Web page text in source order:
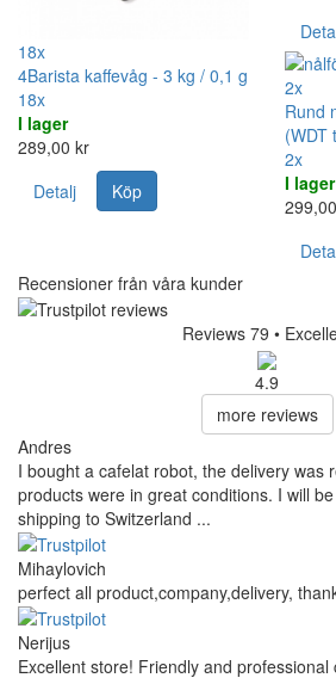
18x
4Barista kaffevåg - 3 kg / 0,1 g
18x
I lager
289,00 kr
Detalj
Köp
2x
Rund
(WDT
2x
I lager
Recensioner från våra kunder
Reviews 79 •
4.9
more reviews
Andres
I bought a cafelat robot, the delivery was
products were in great conditions. I will
shipping to Switzerland ...
Mihaylovich
perfect all product,company,delivery,
Nerijus
Excellent store! Friendly and